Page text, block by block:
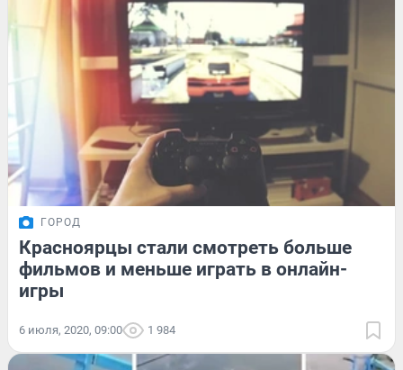
ГОРОД
Красноярцы стали смотреть больше
фильмов и меньше играть в онлайн-
игры
6 июля, 2020, 09:00 1 984